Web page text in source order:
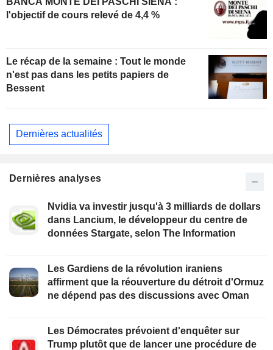
l'objectif de cours relevé de 4,4 %
Le récap de la semaine : Tout le monde
n'est pas dans les petits papiers de
Bessent
Dernières actualités
Dernières analyses
Nvidia va investir jusqu'à 3 milliards de dollars
dans Lancium, le développeur du centre de
données Stargate, selon The Information
Les Gardiens de la révolution iraniens
affirment que la réouverture du détroit d'Ormuz
ne dépend pas des discussions avec Oman
Les Démocrates prévoient d'enquêter sur
Trump plutôt que de lancer une procédure de